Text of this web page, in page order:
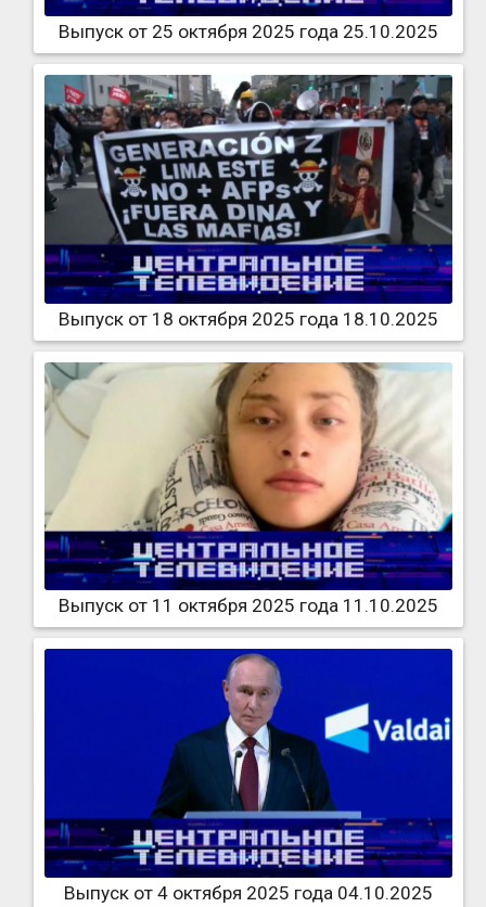
Выпуск от 25 октября 2025 года 25.10.2025
Выпуск от 18 октября 2025 года 18.10.2025
Выпуск от 11 октября 2025 года 11.10.2025
Выпуск от 4 октября 2025 года 04.10.2025